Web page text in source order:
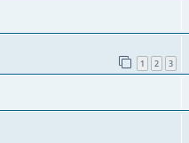
1 2 3